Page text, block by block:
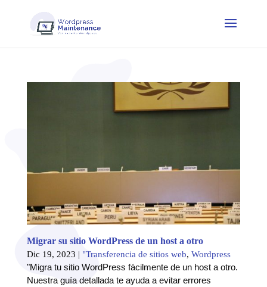
Migrar su sitio WordPress de un host a otro
Dic 19, 2023 | "Transferencia de sitios web, Wordpress
"Migra tu sitio WordPress fácilmente de un host a otro.
Nuestra guía detallada te ayuda a evitar errores